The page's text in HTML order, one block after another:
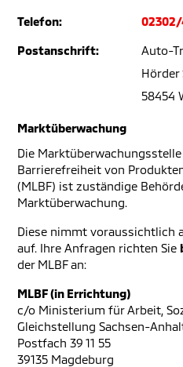
Telefon: 02302/
Postanschrift:
Auto-
Hörder
58454
Marktüberwachung
Die
Barrierefreiheit von
(MLBF) ist zuständige
Marktüberwachung.
Diese nimmt voraussichtlich
auf. Ihre Anfragen richten Sie
der MLBF an:
MLBF (in Errichtung)
c/o Ministerium für Arbeit,
Gleichstellung Sachsen-
Postfach 39 11 55
39135 Magdeburg